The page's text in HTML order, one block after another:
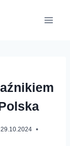
29.10.2024